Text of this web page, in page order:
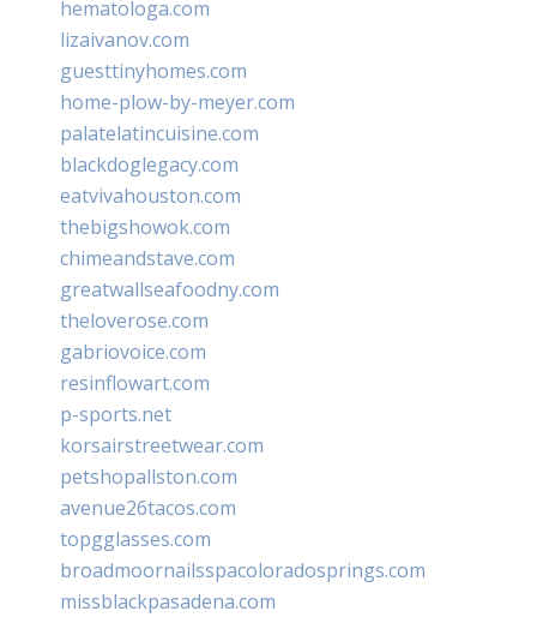
hematologa.com
lizaivanov.com
guesttinyhomes.com
home-plow-by-meyer.com
palatelatincuisine.com
blackdoglegacy.com
eatvivahouston.com
thebigshowok.com
chimeandstave.com
greatwallseafoodny.com
theloverose.com
gabriovoice.com
resinflowart.com
p-sports.net
korsairstreetwear.com
petshopallston.com
avenue26tacos.com
topgglasses.com
broadmoornailsspacoloradosprings.com
missblackpasadena.com